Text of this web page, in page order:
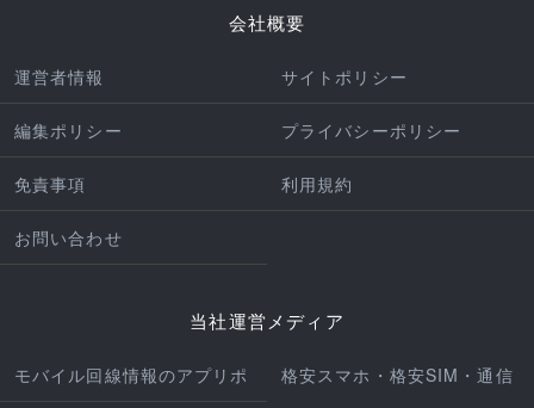
会社概要
運営者情報 サイトポリシー
編集ポリシー プライバシーポリシー
免責事項 利用規約
お問い合わせ
当社運営メディア
モバイル回線情報のアプリポ 格安スマホ・格安SIM・通信